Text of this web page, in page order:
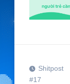
Shitpost
#17